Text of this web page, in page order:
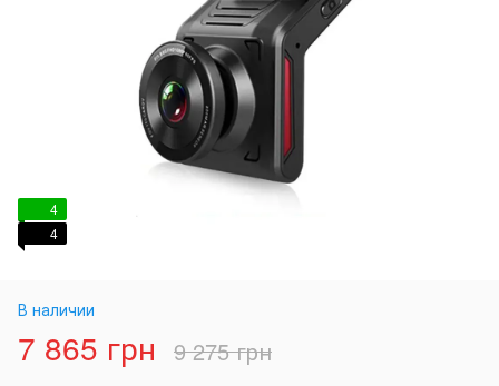
4
4
В наличии
7 865 грн 9 275 грн